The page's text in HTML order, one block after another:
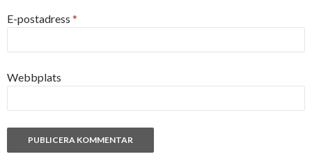
E-postadress *
Webbplats